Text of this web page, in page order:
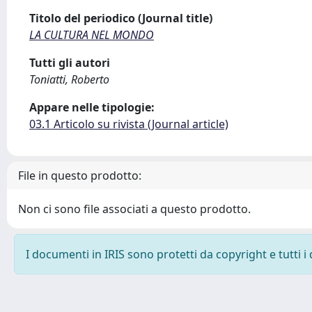
Titolo del periodico (Journal title)
LA CULTURA NEL MONDO
Tutti gli autori
Toniatti, Roberto
Appare nelle tipologie:
03.1 Articolo su rivista (Journal article)
File in questo prodotto:
Non ci sono file associati a questo prodotto.
I documenti in IRIS sono protetti da copyright e tutti